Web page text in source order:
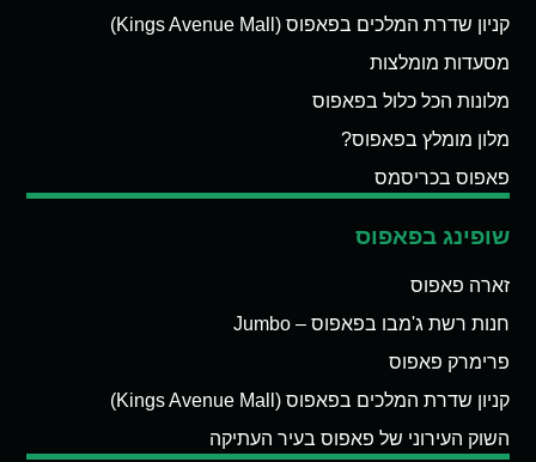
קניון שדרת המלכים בפאפוס (Kings Avenue Mall)
מסעדות מומלצות
מלונות הכל כלול בפאפוס
מלון מומלץ בפאפוס?
פאפוס בכריסמס
שופינג בפאפוס
זארה פאפוס
חנות רשת ג'מבו בפאפוס – Jumbo
פרימרק פאפוס
קניון שדרת המלכים בפאפוס (Kings Avenue Mall)
השוק העירוני של פאפוס בעיר העתיקה